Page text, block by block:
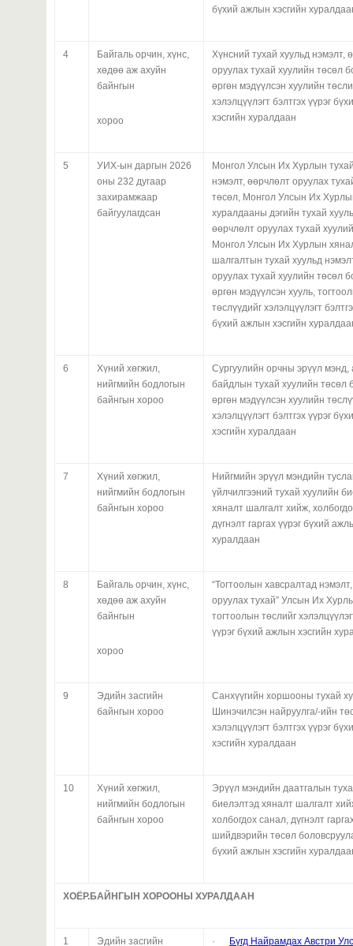
бүхий ажлын хэсгийн
4
Байгаль орчин, хүнс,
хөдөө аж ахуйн
байнгын
хороо
Хүнсний тухай хуульд нэмэлт,
оруулах тухай хуулийн төсөл
өргөн мэдүүлсэн хуулийн
хэлэлцүүлэгт бэлтгэх үүрэг
хэсгийн хуралдаан
5
УИХ-ын даргын 2026
оны 232 дугаар
захирамжаар
байгуулагдсан
Монгол Улсын Их Хурлын
нэмэлт, өөрчлөлт оруулах
төсөл, Монгол Улсын Их
хуралдааны дэгийн тухай
өөрчлөлт оруулах тухай
Монгол Улсын Их Хурлын
шалгалтын тухай хуульд
оруулах тухай хуулийн төсөл
өргөн мэдүүлсэн хууль,
төслүүдийг хэлэлцүүлэгт
бүхий ажлын хэсгийн
6
Хүний хөгжил,
нийгмийн бодлогын
байнгын хороо
Сургуулийн орчны эрүүл мэнд,
байдлын тухай хуулийн төсөл
өргөн мэдүүлсэн хуулийн
хэлэлцүүлэгт бэлтгэх үүрэг
хэсгийн хуралдаан
7
Хүний хөгжил,
нийгмийн бодлогын
байнгын хороо
Нийгмийн эрүүл мэндийн
үйлчилгээний тухай хуулийн
хяналт шалгалт хийж,
дүгнэлт гаргах үүрэг бүхий
хуралдаан
8
Байгаль орчин, хүнс,
хөдөө аж ахуйн
байнгын
хороо
“Тогтоолын хавсралтад
оруулах тухай” Улсын Их
тогтоолын төслийг
үүрэг бүхий ажлын хэсгийн
9
Эдийн засгийн
байнгын хороо
Санхүүгийн хоршооны тухай
Шинэчилсэн найруулга/-ийн
хэлэлцүүлэгт бэлтгэх үүрэг
хэсгийн хуралдаан
10
Хүний хөгжил,
нийгмийн бодлогын
байнгын хороо
Эрүүл мэндийн даатгалын
биелэлтэд хяналт шалгалт
холбогдох санал, дүгнэлт
шийдвэрийн төсөл
бүхий ажлын хэсгийн
ХОЁР.БАЙНГЫН ХОРООНЫ ХУРАЛДААН
1 Эдийн засгийн · Бүгд Найрамдах Австри